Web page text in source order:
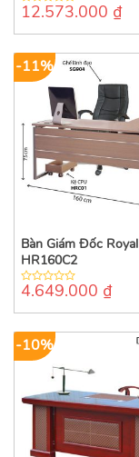
0
of
12.573.000 ₫
-11%
Bàn Giám Đốc Royal
HR160C2
0
of
4.649.000 ₫
-10%